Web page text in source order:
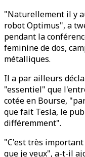
"Naturellement il y
robot Optimus", a
pendant la
feminine de dos,
métalliques.
Il a par ailleurs
"essentiel" que
cotée en Bourse,
que fait Tesla, le
différemment".
"C'est très
que je veux", a-t-il